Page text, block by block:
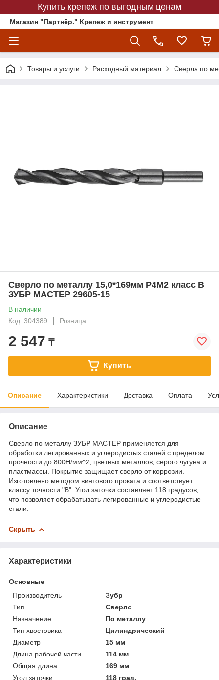
Купить крепеж по выгодным ценам
Магазин "Партнёр." Крепеж и инструмент
Товары и услуги Расходный материал Сверла по
Сверло по металлу 15,0*169мм Р4М2 класс В
ЗУБР МАСТЕР 29605-15
В наличии
Код: 304389
Розница
2 547 ₸
Купить
Описание Характеристики Доставка Оплата
Описание
Сверло по металлу ЗУБР МАСТЕР применяется для
обработки легированных и углеродистых сталей с пределом
прочности до 800Н/мм^2, цветных металлов, серого чугуна и
пластмассы. Покрытие защищает сверло от коррозии.
Изготовлено методом винтового проката и соответствует
классу точности "В". Угол заточки составляет 118 градусов,
что позволяет обрабатывать легированные и углеродистые
стали.
Скрыть
Характеристики
Основные
Производитель
Зубр
Тип
Сверло
Назначение
По металлу
Тип хвостовика
Цилиндрический
Диаметр
15 мм
Длина рабочей части
114 мм
Общая длина
169 мм
Угол заточки
118 град.